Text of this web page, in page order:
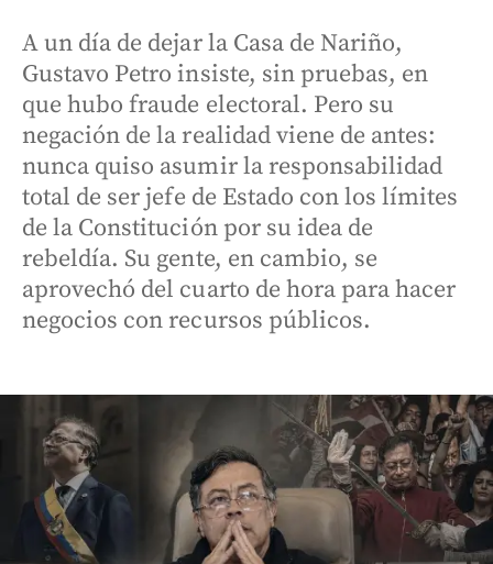
A un día de dejar la Casa de Nariño,
Gustavo Petro insiste, sin pruebas, en
que hubo fraude electoral. Pero su
negación de la realidad viene de antes:
nunca quiso asumir la responsabilidad
total de ser jefe de Estado con los límites
de la Constitución por su idea de
rebeldía. Su gente, en cambio, se
aprovechó del cuarto de hora para hacer
negocios con recursos públicos.